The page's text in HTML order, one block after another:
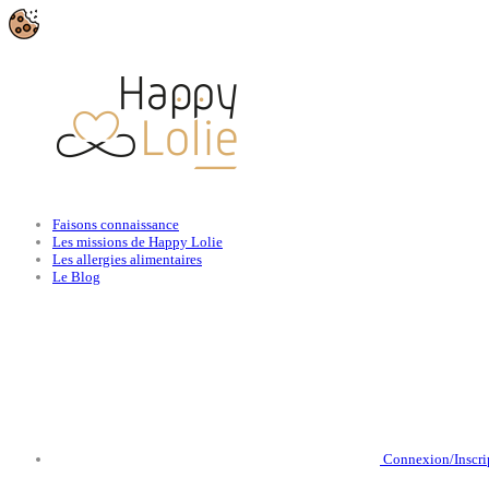
Faisons connaissance
Les missions de Happy Lolie
Les allergies alimentaires
Le Blog
Connexion/